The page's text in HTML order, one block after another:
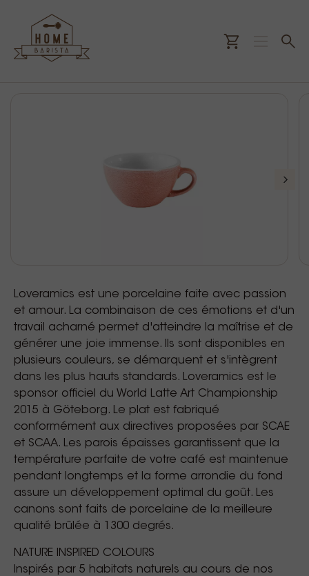
Loveramics est une porcelaine faite avec passion
et amour. La combinaison de ces émotions et d'un
travail acharné permet d'atteindre la maîtrise et de
générer une joie immense. Ils sont disponibles en
plusieurs couleurs, se démarquent et s'intègrent
dans les plus hauts standards. Loveramics est le
sponsor officiel du World Latte Art Championship
2015 à Göteborg. Le plat est fabriqué
conformément aux directives proposées par SCAE
et SCAA. Les parois épaisses garantissent que la
température parfaite de votre café est maintenue
pendant longtemps et la forme arrondie du fond
assure un développement optimal du goût. Les
canons sont faits de porcelaine de la meilleure
qualité brûlée à 1300 degrés.
NATURE INSPIRED COLOURS
Inspirés par 5 habitats naturels au cours de nos